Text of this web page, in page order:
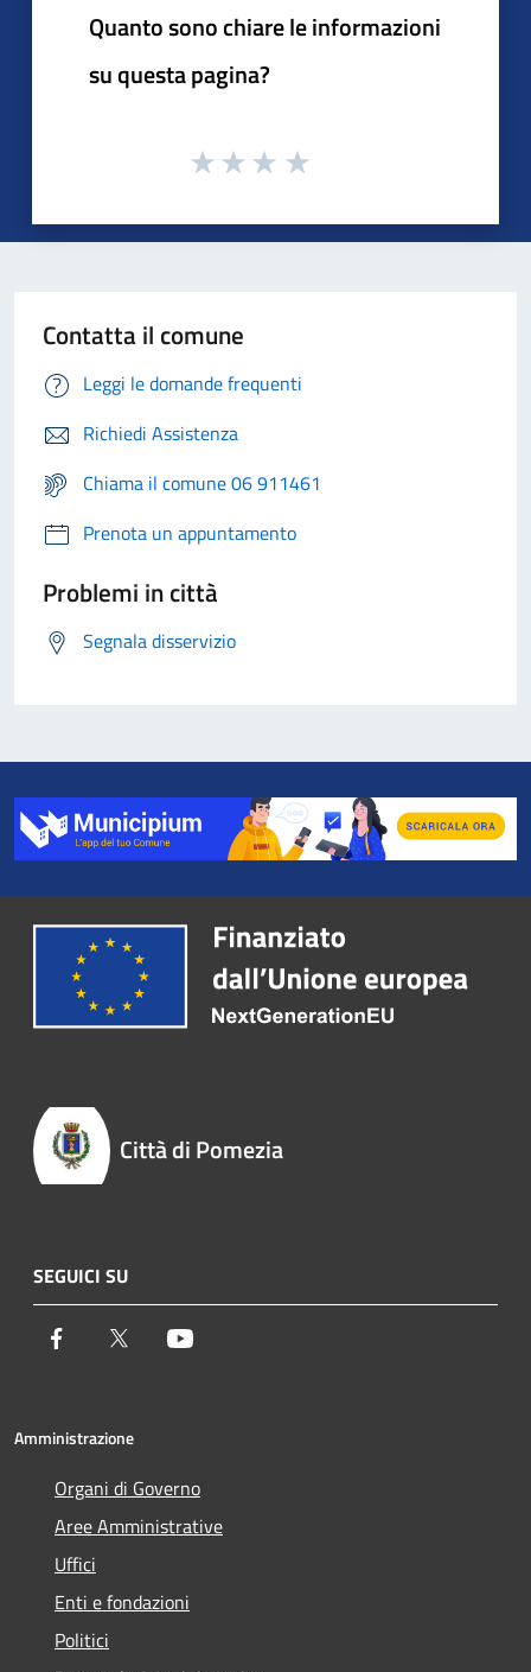
Quanto sono chiare le informazioni
su questa pagina?
Contatta il comune
Leggi le domande frequenti
Richiedi Assistenza
Chiama il comune 06 911461
Prenota un appuntamento
Problemi in città
Segnala disservizio
Città di Pomezia
SEGUICI SU
Facebook Twitter
Amministrazione
Organi di Governo
Aree Amministrative
Uffici
Enti e fondazioni
Politici